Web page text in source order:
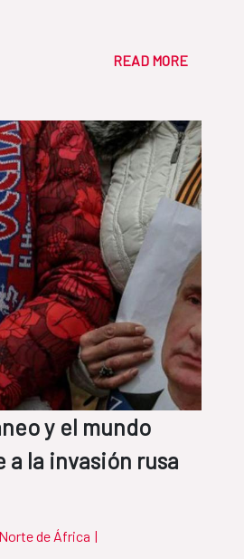
READ MORE
y el mundo
la invasión rusa
Norte de África |